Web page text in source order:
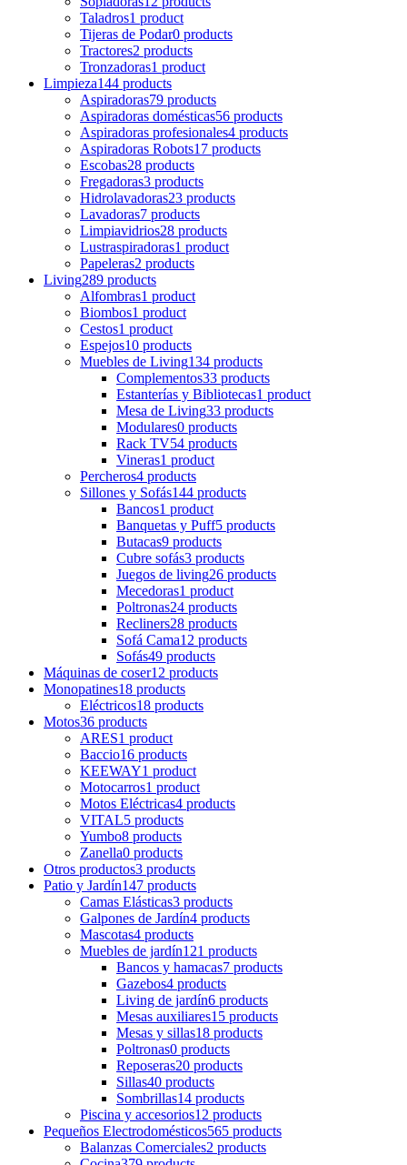
Taladros1 product
Tijeras de Podar0 products
Tractores2 products
Tronzadoras1 product
Limpieza144 products
Aspiradoras79 products
Aspiradoras domésticas56 products
Aspiradoras profesionales4 products
Aspiradoras Robots17 products
Escobas28 products
Fregadoras3 products
Hidrolavadoras23 products
Lavadoras7 products
Limpiavidrios28 products
Lustraspiradoras1 product
Papeleras2 products
Living289 products
Alfombras1 product
Biombos1 product
Cestos1 product
Espejos10 products
Muebles de Living134 products
Complementos33 products
Estanterías y Bibliotecas1 product
Mesa de Living33 products
Modulares0 products
Rack TV54 products
Vineras1 product
Percheros4 products
Sillones y Sofás144 products
Bancos1 product
Banquetas y Puff5 products
Butacas9 products
Cubre sofás3 products
Juegos de living26 products
Mecedoras1 product
Poltronas24 products
Recliners28 products
Sofá Cama12 products
Sofás49 products
Máquinas de coser12 products
Monopatines18 products
Eléctricos18 products
Motos36 products
ARES1 product
Baccio16 products
KEEWAY1 product
Motocarros1 product
Motos Eléctricas4 products
VITAL5 products
Yumbo8 products
Zanella0 products
Otros productos3 products
Patio y Jardín147 products
Camas Elásticas3 products
Galpones de Jardín4 products
Mascotas4 products
Muebles de jardín121 products
Bancos y hamacas7 products
Gazebos4 products
Living de jardín6 products
Mesas auxiliares15 products
Mesas y sillas18 products
Poltronas0 products
Reposeras20 products
Sillas40 products
Sombrillas14 products
Piscina y accesorios12 products
Pequeños Electrodomésticos565 products
Balanzas Comerciales2 products